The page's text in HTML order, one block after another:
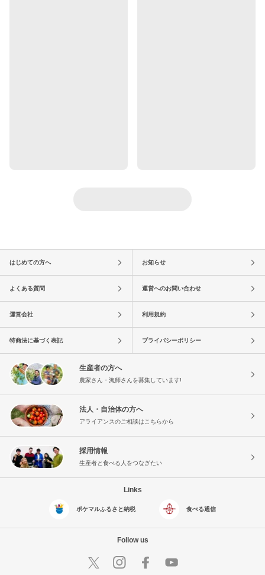
はじめての方へ お知らせ
よくある質問 運営へのお問い合わせ
運営会社 利用規約
特商法に基づく表記 プライバシーポリシー
生産者の方へ
農家さん・漁師さんを募集しています!
法人・自治体の方へ
アライアンスのご相談はこちらから
採用情報
生産者と食べる人をつなぎたい
Links
ポケマルふるさと納税 食べる通信
Follow us